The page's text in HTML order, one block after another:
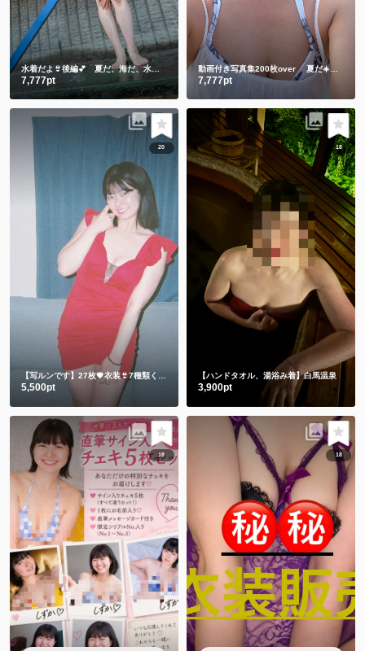
水着だよ👙後編💕 夏だ、海だ、水着のしずかだ💕動画と写真合わせて200枚over
7,777pt
動画付き写真集200枚over 夏だ☀️海だ🌊水着のしずかもご賞味ください💕
7,777pt
20
【写ルンです】27枚💗衣装👙7種類くらい
5,500pt
18
【ハンドタオル、湯浴み着】白馬温泉
3,900pt
18 18